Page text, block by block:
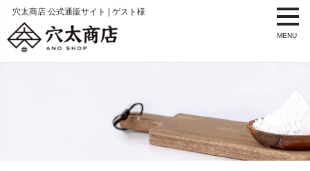
穴太商店 公式通販サイト | ゲスト様
MENU